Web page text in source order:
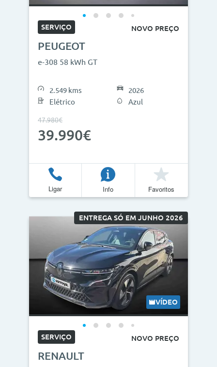
SERVIÇO NOVO PREÇO
PEUGEOT
e-308 58 kWh GT
2.549 kms
Elétrico
2026
Azul
47.980€
39.990€
Ligar Info Favoritos
ENTREGA SÓ EM JUNHO 2026
VÍDEO
SERVIÇO NOVO PREÇO
RENAULT